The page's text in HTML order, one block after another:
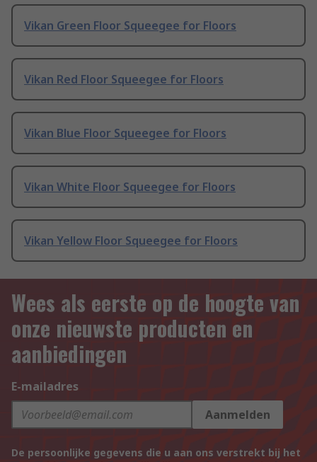
Vikan Green Floor Squeegee for Floors
Vikan Red Floor Squeegee for Floors
Vikan Blue Floor Squeegee for Floors
Vikan White Floor Squeegee for Floors
Vikan Yellow Floor Squeegee for Floors
Wees als eerste op de hoogte van
onze nieuwste producten en
aanbiedingen
E-mailadres
Aanmelden
De persoonlijke gegevens die u aan ons verstrekt bij het